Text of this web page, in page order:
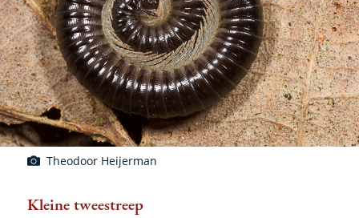
Theodoor Heijerman
Kleine tweestreep